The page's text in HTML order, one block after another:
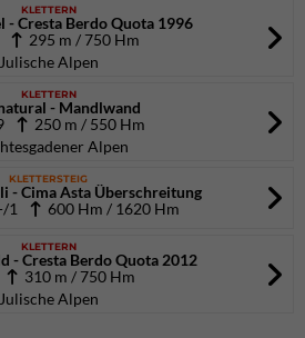
KLETTERN
- Cresta Berdo Quota 1996
295 m / 750 Hm
Julische Alpen
KLETTERN
- Mandlwand
9
250 m / 550 Hm
Alpen
KLETTERSTEIG
- Cima Asta Überschreitung
1 600 Hm / 1620 Hm
KLETTERN
- Cresta Berdo Quota 2012
310 m / 750 Hm
Julische Alpen